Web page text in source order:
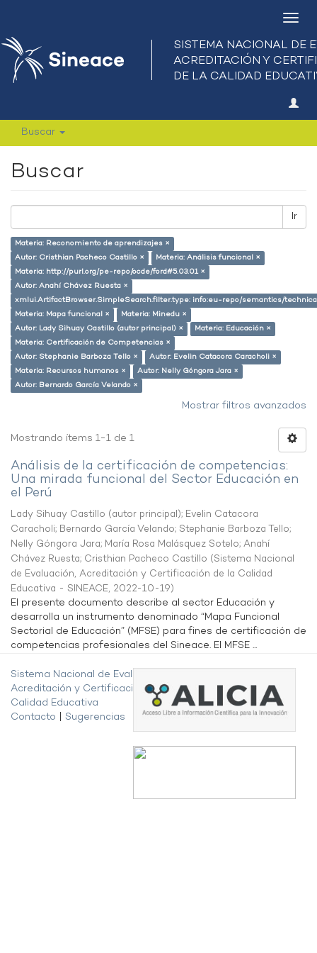
Buscar
Buscar
Ir
Materia: Reconomiento de aprendizajes ×
Autor: Cristhian Pacheco Castillo ×
Materia: Análisis funcional ×
Materia: http://purl.org/pe-repo/ocde/ford#5.03.01 ×
Autor: Anahí Chávez Ruesta ×
xmlui.ArtifactBrowser.SimpleSearch.filter.type: info:eu-repo/semantics/
Materia: Mapa funcional ×
Materia: Minedu ×
Autor: Lady Sihuay Castillo (autor principal) ×
Materia: Educación ×
Materia: Certificación de Competencias ×
Autor: Stephanie Barboza Tello ×
Autor: Evelin Catacora Caracholi ×
Materia: Recursos humanos ×
Autor: Nelly Góngora Jara ×
Autor: Bernardo García Velando ×
Mostrar filtros avanzados
Mostrando ítems 1-1 de 1
Análisis de la certificación de competencias:
Una mirada funcional del Sector Educación en
el Perú
Lady Sihuay Castillo (autor principal); Evelin Catacora
Caracholi; Bernardo García Velando; Stephanie Barboza Tello;
Nelly Góngora Jara; María Rosa Malásquez Sotelo; Anahí
Chávez Ruesta; Cristhian Pacheco Castillo (Sistema Nacional
de Evaluación, Acreditación y Certificación de la Calidad
Educativa - SINEACE, 2022-10-19)
El presente documento describe al sector Educación y
desarrolla un instrumento denominado “Mapa Funcional
Sectorial de Educación” (MFSE) para fines de certificación de
competencias profesionales del Sineace. El MFSE ...
Sistema Nacional de Evaluación,
Acreditación y Certificación de la
Calidad Educativa
Contacto
Sugerencias